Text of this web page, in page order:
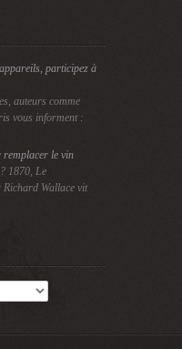
participez à
auteurs comme
vous informent :
remplacer le vin
1870, Le
Wallace vit